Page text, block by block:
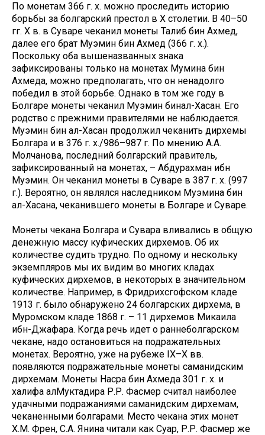
По монетам 366 г. х. можно проследить историю
борьбы за болгарский престол в Х столетии. В 40–50
гг. Х в. в Суваре чеканил монеты Талиб бин Ахмед,
далее его брат Муэмин бин Ахмед (366 г. х.).
Поскольку оба вышеназванных знака
зафиксированы только на монетах Мумина бин
Ахмеда, можно предполагать, что он ненадолго
победил в этой борьбе. Однако в том же году в
Болгаре монеты чеканил Муэмин бинал-Хасан. Его
родство с прежними правителями не наблюдается.
Муэмин бин ал-Хасан продолжил чеканить дирхемы
Болгара и в 376 г. х./986–987 г. По мнению А.А.
Молчанова, последний болгарский правитель,
зафиксированный на монетах, – Абдурахман ибн
Муэмин. Он чеканил монеты в Суваре в 387 г. х. (997
г.). Вероятно, он являлся наследником Муэмина бин
ал-Хасана, чеканившего монеты в Болгаре и Суваре.
Монеты чекана Болгара и Сувара вливались в общую
денежную массу куфических дирхемов. Об их
количестве судить трудно. По одному и нескольку
экземпляров мы их видим во многих кладах
куфических дирхемов, в некоторых в значительном
количестве. Например, в Фридрихсгофском кладе
1913 г. было обнаружено 24 болгарских дирхема, в
Муромском кладе 1868 г. – 11 дирхемов Микаила
ибн-Джафара. Когда речь идет о раннеболгарском
чекане, надо остановиться на подражательных
монетах. Вероятно, уже на рубеже IX–X вв.
появляются подражательные монеты саманидским
дирхемам. Монеты Насра бин Ахмеда 301 г. х. и
халифа алМуктадира Р.Р. Фасмер считал наиболее
удачными подражаниями саманидским дирхемам,
чеканенными болгарами. Место чекана этих монет
Х.М. Френ, С.А. Янина читали как Суар, Р.Р. Фасмер же